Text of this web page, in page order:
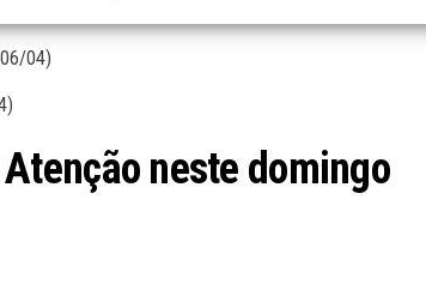
04)
neste domingo